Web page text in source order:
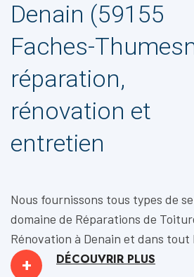
Denain (59155
Faches-
réparation,
rénovation et
entretien
Nous fournissons tous types de
domaine de Réparations de
Rénovation à Denain et dans tout
+ DÉCOUVRIR PLUS